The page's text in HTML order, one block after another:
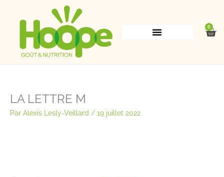
0
LA LETTRE M
Par Alexis Lesly-Veillard / 19 juillet 2022